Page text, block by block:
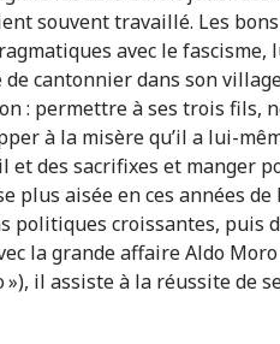
souvent travaillé. Les
avec le
cantonnier dans son
: permettre à ses trois fils,
à la misère qu’il a lui-
et des sacrifixes et manger
plus aisée en ces années
politiques croissantes, puis
la grande affaire Aldo
»), il assiste à la réussite